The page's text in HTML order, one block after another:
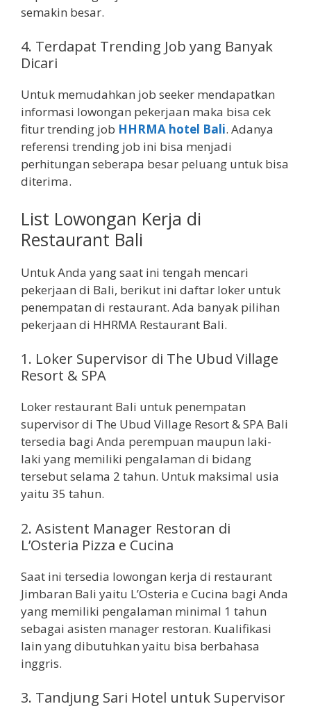
semakin besar.
4. Terdapat Trending Job yang Banyak
Dicari
Untuk memudahkan job seeker mendapatkan
informasi lowongan pekerjaan maka bisa cek
fitur trending job HHRMA hotel Bali. Adanya
referensi trending job ini bisa menjadi
perhitungan seberapa besar peluang untuk bisa
diterima.
List Lowongan Kerja di
Restaurant Bali
Untuk Anda yang saat ini tengah mencari
pekerjaan di Bali, berikut ini daftar loker untuk
penempatan di restaurant. Ada banyak pilihan
pekerjaan di HHRMA Restaurant Bali.
1. Loker Supervisor di The Ubud Village
Resort & SPA
Loker restaurant Bali untuk penempatan
supervisor di The Ubud Village Resort & SPA Bali
tersedia bagi Anda perempuan maupun laki-
laki yang memiliki pengalaman di bidang
tersebut selama 2 tahun. Untuk maksimal usia
yaitu 35 tahun.
2. Asistent Manager Restoran di
L’Osteria Pizza e Cucina
Saat ini tersedia lowongan kerja di restaurant
Jimbaran Bali yaitu L’Osteria e Cucina bagi Anda
yang memiliki pengalaman minimal 1 tahun
sebagai asisten manager restoran. Kualifikasi
lain yang dibutuhkan yaitu bisa berbahasa
inggris.
3. Tandjung Sari Hotel untuk Supervisor